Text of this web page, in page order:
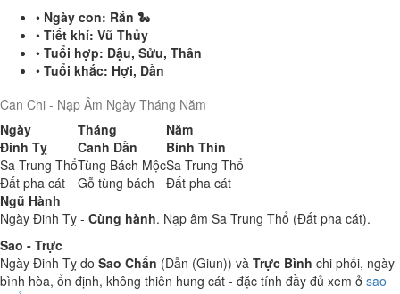
• Ngày con: Rắn 🐍
• Tiết khí: Vũ Thủy
• Tuổi hợp: Dậu, Sửu, Thân
• Tuổi khắc: Hợi, Dần
Can Chi - Nạp Âm Ngày Tháng Năm
Ngày
Tháng
Năm
Đinh Tỵ
Canh Dần
Bính Thìn
Sa Trung ThổTùng Bách MộcSa Trung Thổ
Đất pha cát
Gỗ tùng bách
Đất pha cát
Ngũ Hành
Ngày Đinh Tỵ - Cùng hành. Nạp âm Sa Trung Thổ (Đất pha cát).
Sao - Trực
Ngày Đinh Tỵ do Sao Chẩn (Dẫn (Giun)) và Trực Bình chi phối, ngày
bình hòa, ổn định, không thiên hung cát - đặc tính đầy đủ xem ở sao